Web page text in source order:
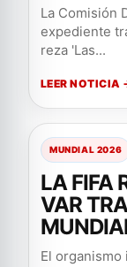
La Comisión
expediente
reza 'Las...
LEER NOTICIA
MUNDIAL 2026
LA FIFA
VAR
El